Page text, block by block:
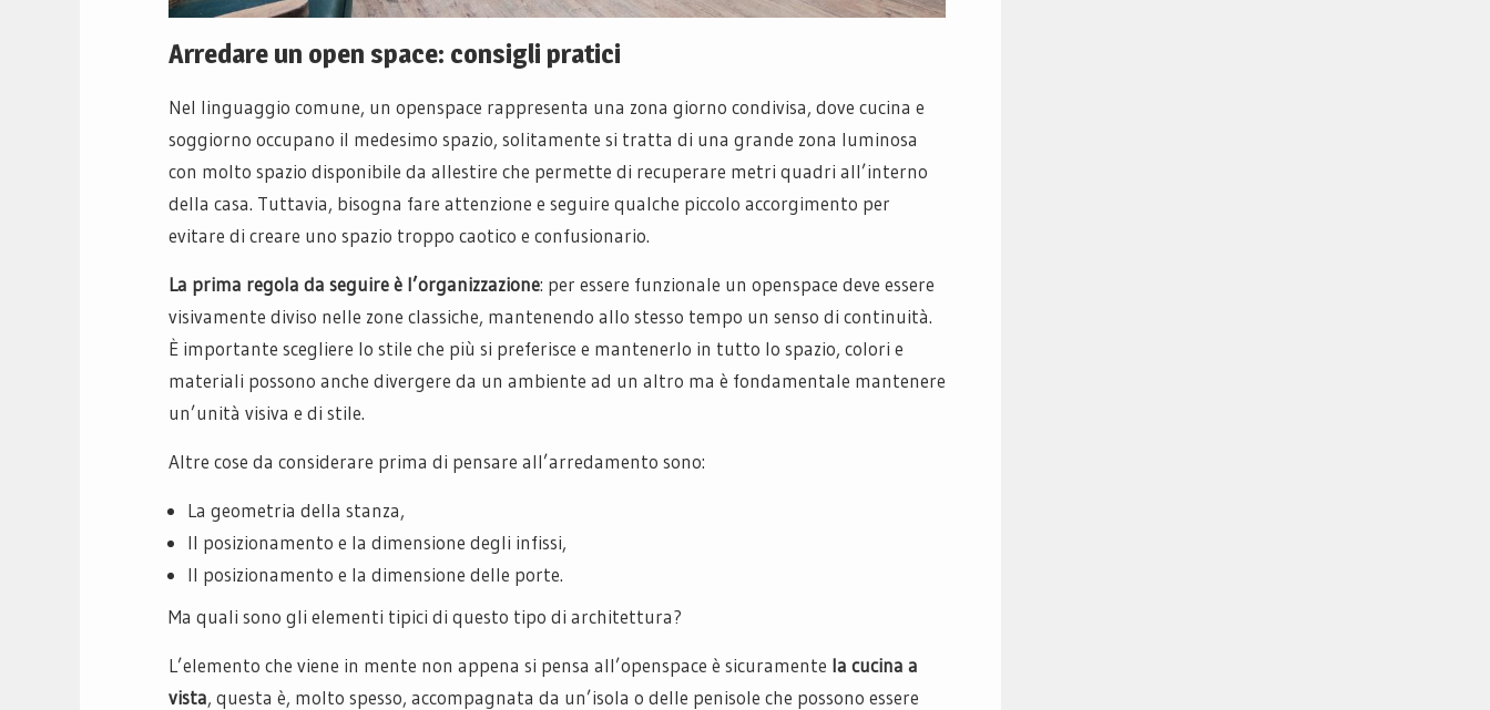
Arredare un open space: consigli pratici
Nel linguaggio comune, un openspace rappresenta una zona giorno condivisa, dove cucina e
soggiorno occupano il medesimo spazio, solitamente si tratta di una grande zona luminosa
con molto spazio disponibile da allestire che permette di recuperare metri quadri all’interno
della casa. Tuttavia, bisogna fare attenzione e seguire qualche piccolo accorgimento per
evitare di creare uno spazio troppo caotico e confusionario.
La prima regola da seguire è l’organizzazione: per essere funzionale un openspace deve essere
visivamente diviso nelle zone classiche, mantenendo allo stesso tempo un senso di continuità.
È importante scegliere lo stile che più si preferisce e mantenerlo in tutto lo spazio, colori e
materiali possono anche divergere da un ambiente ad un altro ma è fondamentale mantenere
un’unità visiva e di stile.
Altre cose da considerare prima di pensare all’arredamento sono:
La geometria della stanza,
Il posizionamento e la dimensione degli infissi,
Il posizionamento e la dimensione delle porte.
Ma quali sono gli elementi tipici di questo tipo di architettura?
L’elemento che viene in mente non appena si pensa all’openspace è sicuramente la cucina a
vista, questa è, molto spesso, accompagnata da un’isola o delle penisole che possono essere